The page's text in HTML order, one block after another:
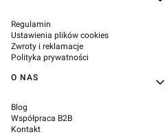
Regulamin
Ustawienia plików cookies
Zwroty i reklamacje
Polityka prywatności
O NAS
Blog
Współpraca B2B
Kontakt